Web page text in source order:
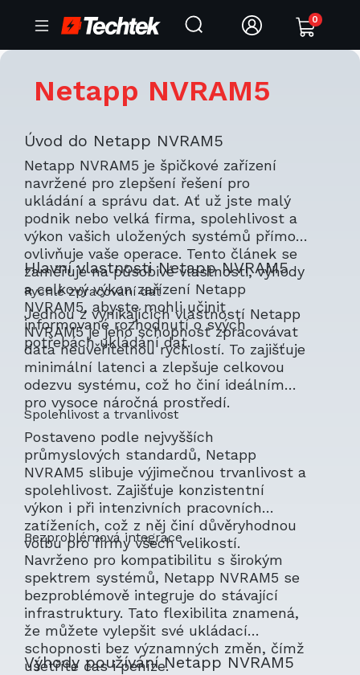
0
Netapp NVRAM5
Úvod do Netapp NVRAM5
Netapp NVRAM5 je špičkové zařízení
navržené pro zlepšení řešení pro
ukládání a správu dat. Ať už jste malý
podnik nebo velká firma, spolehlivost a
výkon vašich uložených systémů přímo
ovlivňuje vaše operace. Tento článek se
zaměřuje na působivé vlastnosti, výhody
a celkový výkon zařízení Netapp
NVRAM5, abyste mohli učinit
informované rozhodnutí o svých
potřebách ukládání dat.
Hlavní vlastnosti Netapp NVRAM5
Rychlé zpracování dat
Jednou z vynikajících vlastností Netapp
NVRAM5 je jeho schopnost zpracovávat
data neuvěřitelnou rychlostí. To zajišťuje
minimální latenci a zlepšuje celkovou
odezvu systému, což ho činí ideálním
pro vysoce náročná prostředí.
Spolehlivost a trvanlivost
Postaveno podle nejvyšších
průmyslových standardů, Netapp
NVRAM5 slibuje výjimečnou trvanlivost a
spolehlivost. Zajišťuje konzistentní
výkon i při intenzivních pracovních
zatíženích, což z něj činí důvěryhodnou
volbu pro firmy všech velikostí.
Bezproblémová integrace
Navrženo pro kompatibilitu s širokým
spektrem systémů, Netapp NVRAM5 se
bezproblémově integruje do stávající
infrastruktury. Tato flexibilita znamená,
že můžete vylepšit své ukládací
schopnosti bez významných změn, čímž
ušetříte čas i peníze.
Výhody používání Netapp NVRAM5